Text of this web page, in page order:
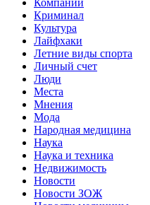
Компании
Криминал
Культура
Лайфхаки
Летние виды спорта
Личный счет
Люди
Места
Мнения
Мода
Народная медицина
Наука
Наука и техника
Недвижимость
Новости
Новости ЗОЖ